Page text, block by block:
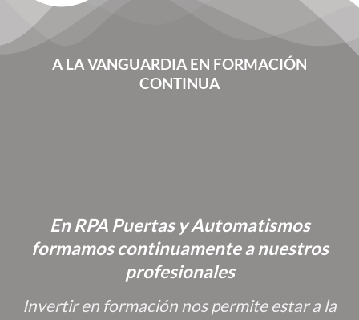
A LA VANGUARDIA EN FORMACIÓN
CONTINUA
En RPA Puertas y Automatismos
formamos continuamente a nuestros
profesionales
Invertir en formación nos permite estar a la